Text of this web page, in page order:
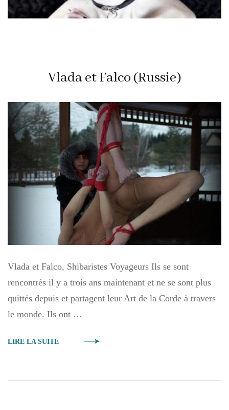
Vlada et Falco (Russie)
Vlada et Falco, Shibaristes Voyageurs Ils se sont
rencontrés il y a trois ans maintenant et ne se sont plus
quittés depuis et partagent leur Art de la Corde à travers
le monde. Ils ont …
LIRE LA SUITE